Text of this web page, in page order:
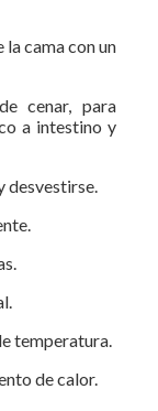
la cama con un
cenar, para
a intestino y
desvestirse.
temperatura.
de calor.